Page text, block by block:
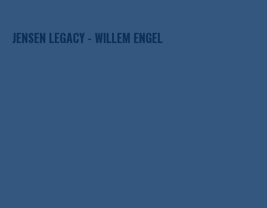
JENSEN LEGACY - WILLEM ENGEL